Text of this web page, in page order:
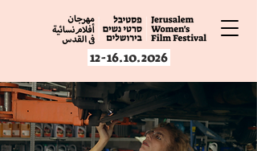
12-16.10.2026